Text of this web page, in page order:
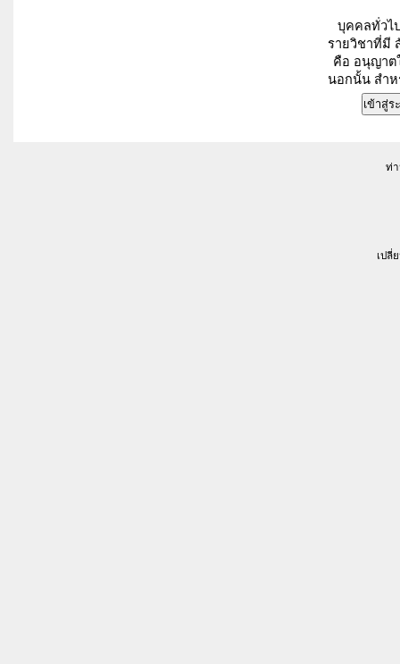
บุคคลทั่วไ
รายวิชาที่มี
คือ อนุญาต
นอกนั้น สำห
ท่า
เปลี่